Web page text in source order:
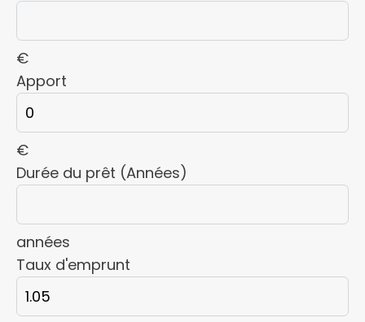
€
Apport
€
Durée du prêt (Années)
années
Taux d'emprunt